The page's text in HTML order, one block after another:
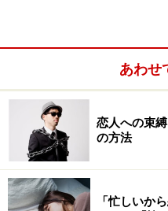
す。
あわせ
恋人への束
の方法
「忙しいか